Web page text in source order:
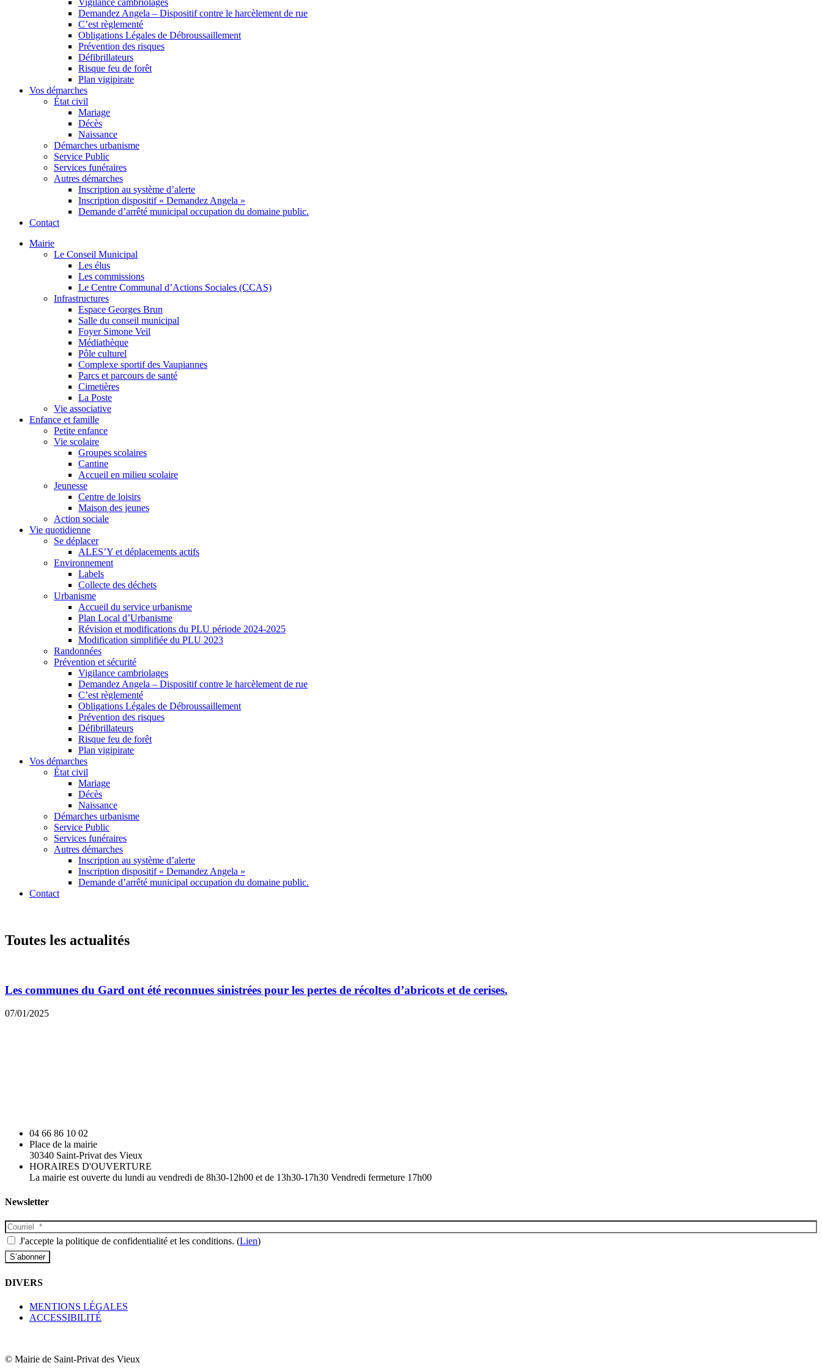
Vigilance cambriolages
Demandez Angela – Dispositif contre le harcèlement de rue
C’est règlementé
Obligations Légales de Débroussaillement
Prévention des risques
Défibrillateurs
Risque feu de forêt
Plan vigipirate
Vos démarches
État civil
Mariage
Décès
Naissance
Démarches urbanisme
Service Public
Services funéraires
Autres démarches
Inscription au système d’alerte
Inscription dispositif « Demandez Angela »
Demande d’arrêté municipal occupation du domaine public.
Contact
Mairie
Le Conseil Municipal
Les élus
Les commissions
Le Centre Communal d’Actions Sociales (CCAS)
Infrastructures
Espace Georges Brun
Salle du conseil municipal
Foyer Simone Veil
Médiathèque
Pôle culturel
Complexe sportif des Vaupiannes
Parcs et parcours de santé
Cimetières
La Poste
Vie associative
Enfance et famille
Petite enfance
Vie scolaire
Groupes scolaires
Cantine
Accueil en milieu scolaire
Jeunesse
Centre de loisirs
Maison des jeunes
Action sociale
Vie quotidienne
Se déplacer
ALES’Y et déplacements actifs
Environnement
Labels
Collecte des déchets
Urbanisme
Accueil du service urbanisme
Plan Local d’Urbanisme
Révision et modifications du PLU période 2024-2025
Modification simplifiée du PLU 2023
Randonnées
Prévention et sécurité
Vigilance cambriolages
Demandez Angela – Dispositif contre le harcèlement de rue
C’est règlementé
Obligations Légales de Débroussaillement
Prévention des risques
Défibrillateurs
Risque feu de forêt
Plan vigipirate
Vos démarches
État civil
Mariage
Décès
Naissance
Démarches urbanisme
Service Public
Services funéraires
Autres démarches
Inscription au système d’alerte
Inscription dispositif « Demandez Angela »
Demande d’arrêté municipal occupation du domaine public.
Contact
Toutes les actualités
Les communes du Gard ont été reconnues sinistrées pour les pertes de récoltes d’abricots et de cerises.
07/01/2025
04 66 86 10 02
Place de la mairie
30340 Saint-Privat des Vieux
HORAIRES D'OUVERTURE
La mairie est ouverte du lundi au vendredi de 8h30-12h00 et de 13h30-17h30 Vendredi fermeture 17h00
Newsletter
J'accepte la politique de confidentialité et les conditions. (Lien)
DIVERS
MENTIONS LÉGALES
ACCESSIBILITÉ
© Mairie de Saint-Privat des Vieux​